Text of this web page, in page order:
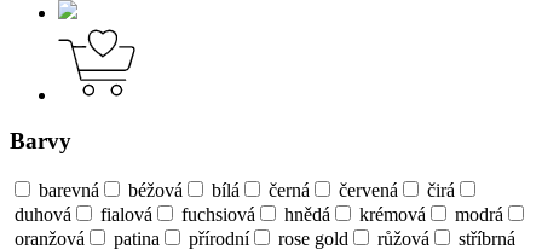
Barvy
barevná béžová bílá černá červená
čirá
duhová
fialová fuchsiová hnědá krémová
modrá
oranžová
patina přírodní rose gold růžová
stříbrná